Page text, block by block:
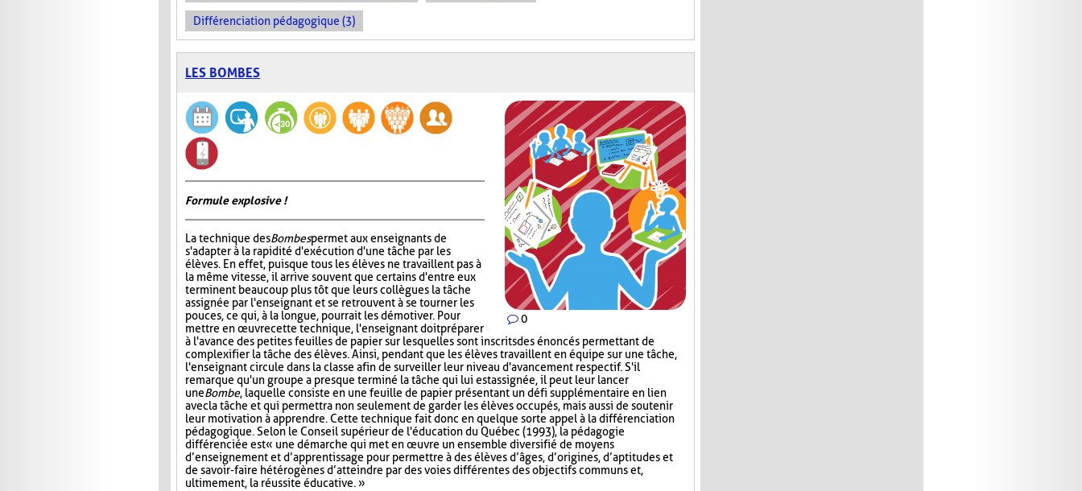
Différenciation pédagogique (3)
LES BOMBES
0
Formule explosive !
La technique desBombespermet aux enseignants de
s'adapter à la rapidité d'exécution d'une tâche par les
élèves. En effet, puisque tous les élèves ne travaillent pas à
la même vitesse, il arrive souvent que certains d'entre eux
terminent beaucoup plus tôt que leurs collègues la tâche
assignée par l'enseignant et se retrouvent à se tourner les
pouces, ce qui, à la longue, pourrait les démotiver. Pour
mettre en œuvre cette technique, l'enseignant doit préparer
à l'avance des petites feuilles de papier sur lesquelles sont inscrits des énoncés permettant de
complexifier la tâche des élèves. Ainsi, pendant que les élèves travaillent en équipe sur une tâche,
l'enseignant circule dans la classe afin de surveiller leur niveau d'avancement respectif. S'il
remarque qu'un groupe a presque terminé la tâche qui lui est assignée, il peut leur lancer
uneBombe, laquelle consiste en une feuille de papier présentant un défi supplémentaire en lien
avec la tâche et qui permettra non seulement de garder les élèves occupés, mais aussi de soutenir
leur motivation à apprendre. Cette technique fait donc en quelque sorte appel à la différenciation
pédagogique. Selon le Conseil supérieur de l'éducation du Québec (1993), la pédagogie
différenciée est « une démarche qui met en œuvre un ensemble diversifié de moyens
d’enseignement et d’apprentissage pour permettre à des élèves d’âges, d’origines, d’aptitudes et
de savoir-faire hétérogènes d’atteindre par des voies différentes des objectifs communs et,
ultimement, la réussite éducative. »